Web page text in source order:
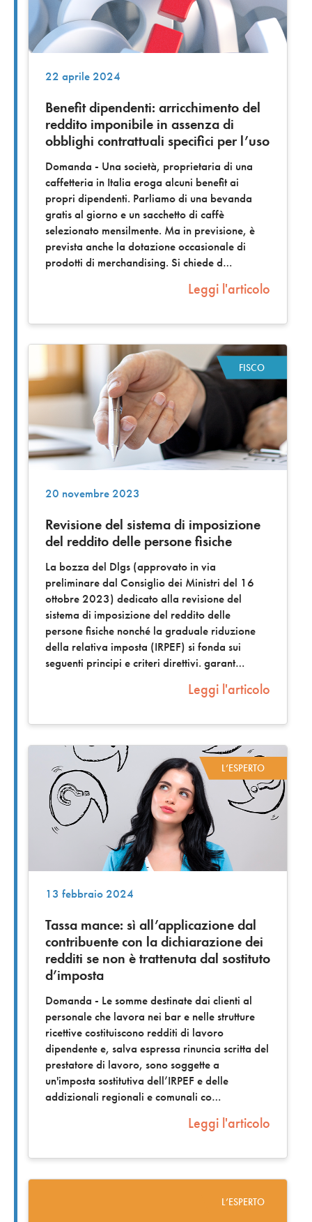
22 aprile 2024
Benefit dipendenti: arricchimento del
reddito imponibile in assenza di
obblighi contrattuali specifici per l’uso
Domanda - Una società, proprietaria di una
caffetteria in Italia eroga alcuni benefit ai
propri dipendenti. Parliamo di una bevanda
gratis al giorno e un sacchetto di caffè
selezionato mensilmente. Ma in previsione, è
prevista anche la dotazione occasionale di
prodotti di merchandising. Si chiede d
Leggi l'articolo
FISCO
20 novembre 2023
Revisione del sistema di imposizione
del reddito delle persone fisiche
La bozza del Dlgs (approvato in via
preliminare dal Consiglio dei Ministri del 16
ottobre 2023) dedicato alla revisione del
sistema di imposizione del reddito delle
persone fisiche nonché la graduale riduzione
della relativa imposta (IRPEF) si fonda sui
seguenti principi e criteri direttivi. garant
Leggi l'articolo
L’ESPERTO
13 febbraio 2024
Tassa mance: sì all’applicazione dal
contribuente con la dichiarazione dei
redditi se non è trattenuta dal sostituto
d’imposta
Domanda - Le somme destinate dai clienti al
personale che lavora nei bar e nelle strutture
ricettive costituiscono redditi di lavoro
dipendente e, salva espressa rinuncia scritta del
prestatore di lavoro, sono soggette a
un'imposta sostitutiva dell’IRPEF e delle
addizionali regionali e comunali co
Leggi l'articolo
L’ESPERTO